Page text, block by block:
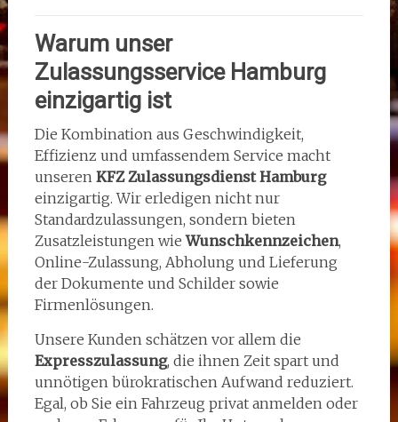
Warum unser
Zulassungsservice Hamburg
einzigartig ist
Die Kombination aus Geschwindigkeit,
Effizienz und umfassendem Service macht
unseren KFZ Zulassungsdienst Hamburg
einzigartig. Wir erledigen nicht nur
Standardzulassungen, sondern bieten
Zusatzleistungen wieWunschkennzeichen,
Online-Zulassung, Abholung und Lieferung
der Dokumente und Schilder sowie
Firmenlösungen.
Unsere Kunden schätzen vor allem die
Expresszulassung, die ihnen Zeit spart und
unnötigen bürokratischen Aufwand reduziert.
Egal, ob Sie ein Fahrzeug privat anmelden oder